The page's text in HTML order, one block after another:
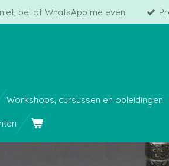
bel of WhatsApp me even.
Workshops, cursussen en opleidingen